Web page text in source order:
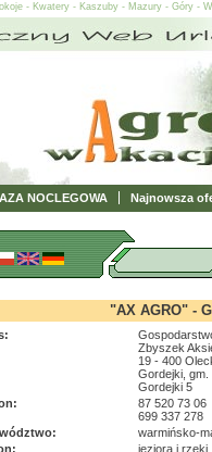
- Kwatery - Kaszuby - Mazury - Góry -
NOCLEGOWA Najnowsza
"AX AGRO" -
Zbyszek
19 - 400
Gordejki, gm.
Gordejki 5
87 520 73 06
699 337 278
warmińsko-
jeziora i rzeki